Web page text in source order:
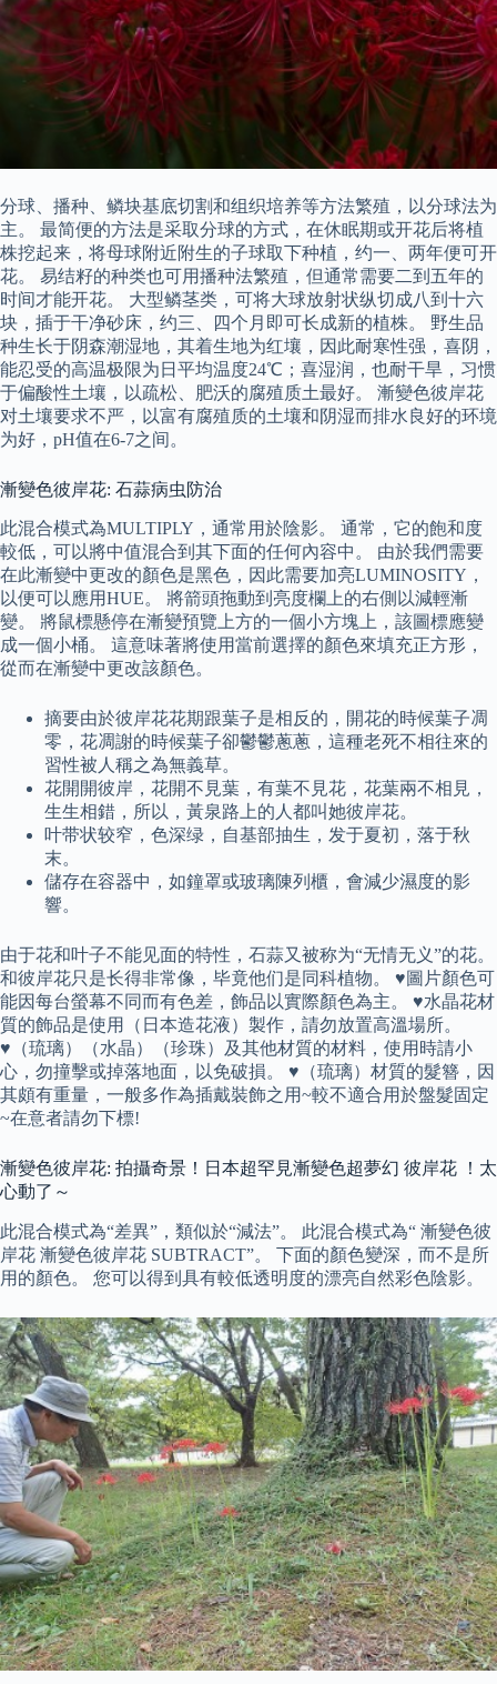
分球、播种、鳞块基底切割和组织培养等方法繁殖，以分球法为
主。 最简便的方法是采取分球的方式，在休眠期或开花后将植
株挖起来，将母球附近附生的子球取下种植，约一、两年便可开
花。 易结籽的种类也可用播种法繁殖，但通常需要二到五年的
时间才能开花。 大型鳞茎类，可将大球放射状纵切成八到十六
块，插于干净砂床，约三、四个月即可长成新的植株。 野生品
种生长于阴森潮湿地，其着生地为红壤，因此耐寒性强，喜阴，
能忍受的高温极限为日平均温度24℃；喜湿润，也耐干旱，习惯
于偏酸性土壤，以疏松、肥沃的腐殖质土最好。 漸變色彼岸花
对土壤要求不严，以富有腐殖质的土壤和阴湿而排水良好的环境
为好，pH值在6-7之间。
漸變色彼岸花: 石蒜病虫防治
此混合模式為MULTIPLY，通常用於陰影。 通常，它的飽和度
較低，可以將中值混合到其下面的任何內容中。 由於我們需要
在此漸變中更改的顏色是黑色，因此需要加亮LUMINOSITY，
以便可以應用HUE。 將箭頭拖動到亮度欄上的右側以減輕漸
變。 將鼠標懸停在漸變預覽上方的一個小方塊上，該圖標應變
成一個小桶。 這意味著將使用當前選擇的顏色來填充正方形，
從而在漸變中更改該顏色。
摘要由於彼岸花花期跟葉子是相反的，開花的時候葉子凋
零，花凋謝的時候葉子卻鬱鬱蔥蔥，這種老死不相往來的
習性被人稱之為無義草。
花開開彼岸，花開不見葉，有葉不見花，花葉兩不相見，
生生相錯，所以，黃泉路上的人都叫她彼岸花。
叶带状较窄，色深绿，自基部抽生，发于夏初，落于秋
末。
儲存在容器中，如鐘罩或玻璃陳列櫃，會減少濕度的影
響。
由于花和叶子不能见面的特性，石蒜又被称为“无情无义”的花。
和彼岸花只是长得非常像，毕竟他们是同科植物。 ♥圖片顏色可
能因每台螢幕不同而有色差，飾品以實際顏色為主。 ♥水晶花材
質的飾品是使用（日本造花液）製作，請勿放置高溫場所。
♥（琉璃）（水晶）（珍珠）及其他材質的材料，使用時請小
心，勿撞擊或掉落地面，以免破損。 ♥（琉璃）材質的髮簪，因
其頗有重量，一般多作為插戴裝飾之用~較不適合用於盤髮固定
~在意者請勿下標!
漸變色彼岸花: 拍攝奇景！日本超罕見漸變色超夢幻 彼岸花 ！太
心動了～
此混合模式為“差異”，類似於“減法”。 此混合模式為“ 漸變色彼
岸花 漸變色彼岸花 SUBTRACT”。 下面的顏色變深，而不是所
用的顏色。 您可以得到具有較低透明度的漂亮自然彩色陰影。